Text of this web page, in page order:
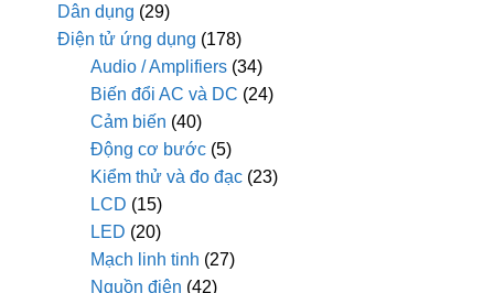
Dân dụng (29)
Điện tử ứng dụng (178)
Audio / Amplifiers (34)
Biến đổi AC và DC (24)
Cảm biến (40)
Động cơ bước (5)
Kiểm thử và đo đạc (23)
LCD (15)
LED (20)
Mạch linh tinh (27)
Nguồn điện (42)